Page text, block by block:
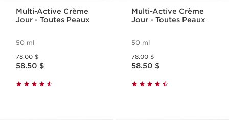
Multi-Active Crème
Jour - Toutes Peaux
50 ml
78.00 $
Nouveau prix 58.50 $
58.50 $
Multi-Active Crème
Jour - Toutes Peaux
50 ml
78.00 $
Nouveau prix 58.50 $
58.50 $